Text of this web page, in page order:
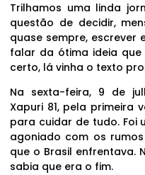
Trilhamos uma linda
questão de decidir,
quase sempre, escrever
falar da ótima ideia que
certo, lá vinha o texto
Na sexta-feira, 9 de
Xapuri 81, pela primeira
para cuidar de tudo. Foi
agoniado com os
que o Brasil enfrentava.
sabia que era o fim.